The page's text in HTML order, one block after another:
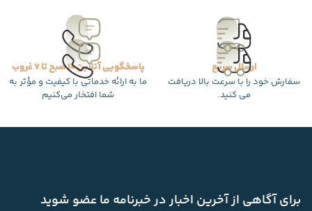
ارسال سریع
سفارش خود را با سرعت بالا دریافت
می کنید.
پاسخگویی آنلاین 10 صبح تا 7 غروب
ما به ارائه خدماتی با کیفیت و مؤثر به
شما افتخار می‌کنیم
برای آگاهی از آخرین اخبار در خبرنامه ما عضو شوید